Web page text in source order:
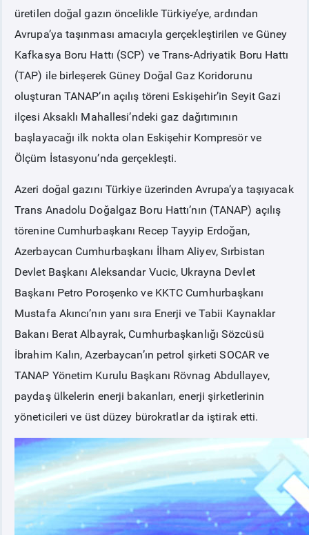
SERBEST TÜKETİCİ
MALİ UZLAŞTIRMA
TEMİNAT
BÜLTENLER
DUYURULAR
BT HİZMET YÖNETİM SİSTEMİ POLİTİKAMIZ
üretilen doğal gazın öncelikle Türkiye’ye, ardından
Avrupa’ya taşınması amacıyla gerçekleştirilen ve Güney
Kafkasya Boru Hattı (SCP) ve Trans-Adriyatik Boru Hattı
(TAP) ile birleşerek Güney Doğal Gaz Koridorunu
oluşturan TANAP’ın açılış töreni Eskişehir’in Seyit Gazi
ilçesi Aksaklı Mahallesi’ndeki gaz dağıtımının
başlayacağı ilk nokta olan Eskişehir Kompresör ve
Ölçüm İstasyonu’nda gerçekleşti.
Azeri doğal gazını Türkiye üzerinden Avrupa’ya taşıyacak
Trans Anadolu Doğalgaz Boru Hattı’nın (TANAP) açılış
törenine Cumhurbaşkanı Recep Tayyip Erdoğan,
Azerbaycan Cumhurbaşkanı İlham Aliyev, Sırbistan
Devlet Başkanı Aleksandar Vucic, Ukrayna Devlet
Başkanı Petro Poroşenko ve KKTC Cumhurbaşkanı
Mustafa Akıncı’nın yanı sıra Enerji ve Tabii Kaynaklar
Bakanı Berat Albayrak, Cumhurbaşkanlığı Sözcüsü
İbrahim Kalın, Azerbaycan’ın petrol şirketi SOCAR ve
TANAP Yönetim Kurulu Başkanı Rövnag Abdullayev,
paydaş ülkelerin enerji bakanları, enerji şirketlerinin
yöneticileri ve üst düzey bürokratlar da iştirak etti.